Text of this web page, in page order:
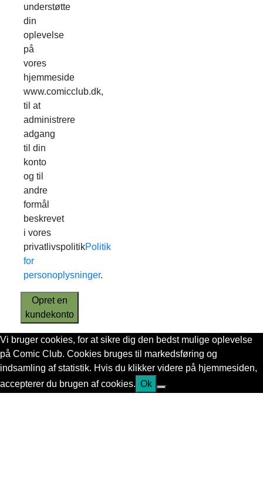
understøtte
din
oplevelse
på
vores
hjemmeside
www.comicclub.dk,
til at
administrere
adgang
til din
konto
og til
andre
formål
beskrevet
i vores
privatlivspolitikPolitik
for
personoplysninger.
Opret en
kundekonto
Vi bruger cookies, for at sikre dig den bedst mulige oplevelse
på Comic Club. Cookies bruges til markedsføring og
indsamling af statistik. Hvis du klikker videre på hjemmesiden,
accepterer du brugen af cookies. Ok